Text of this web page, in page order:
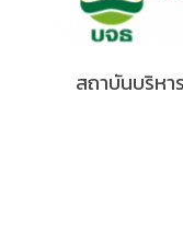
สถาบันบริหา